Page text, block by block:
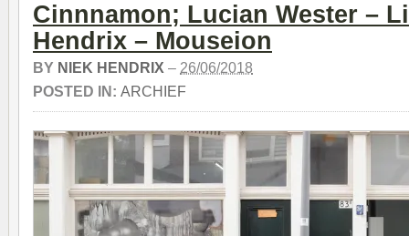
Cinnnamon; Lucian Wester –
Hendrix – Mouseion
BY NIEK HENDRIX – 26/06/2018
POSTED IN: ARCHIEF